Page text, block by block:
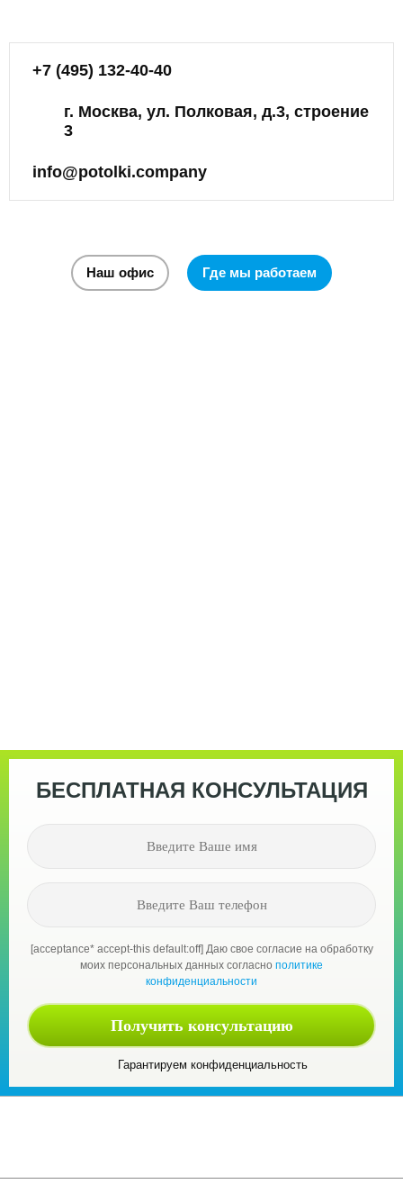
+7 (495) 132-40-40
г. Москва, ул. Полковая, д.3, строение
3
info@potolki.company
Наш офис Где мы работаем
БЕСПЛАТНАЯ КОНСУЛЬТАЦИЯ
[acceptance* accept-this default:off] Даю свое согласие на обработку
моих персональных данных согласно политике
конфиденциальности
Гарантируем конфиденциальность